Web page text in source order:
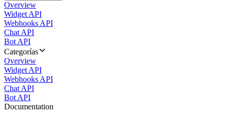
Overview
Widget API
Webhooks API
Chat API
Bot API
Categorías
Overview
Widget API
Webhooks API
Chat API
Bot API
Documentation